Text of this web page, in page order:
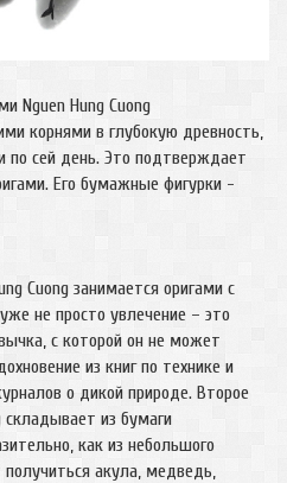
Nguen Hung Cuong
корнями в глубокую древность,
по сей день. Это подтверждает
Его бумажные фигурки -
Cuong занимается оригами с
не просто увлечение – это
с которой он не может
из книг по технике и
о дикой природе. Второе
складывает из бумаги
как из небольшого
акула, медведь,